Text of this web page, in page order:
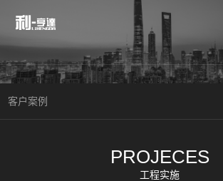
客户案例
PROJECES
工程实施